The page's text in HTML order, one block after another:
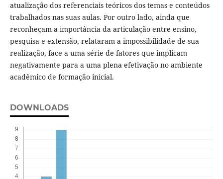
atualização dos referenciais teóricos dos temas e conteúdos
trabalhados nas suas aulas. Por outro lado, ainda que
reconheçam a importância da articulação entre ensino,
pesquisa e extensão, relataram a impossibilidade de sua
realização, face a uma série de fatores que implicam
negativamente para a uma plena efetivação no ambiente
acadêmico de formação inicial.
DOWNLOADS